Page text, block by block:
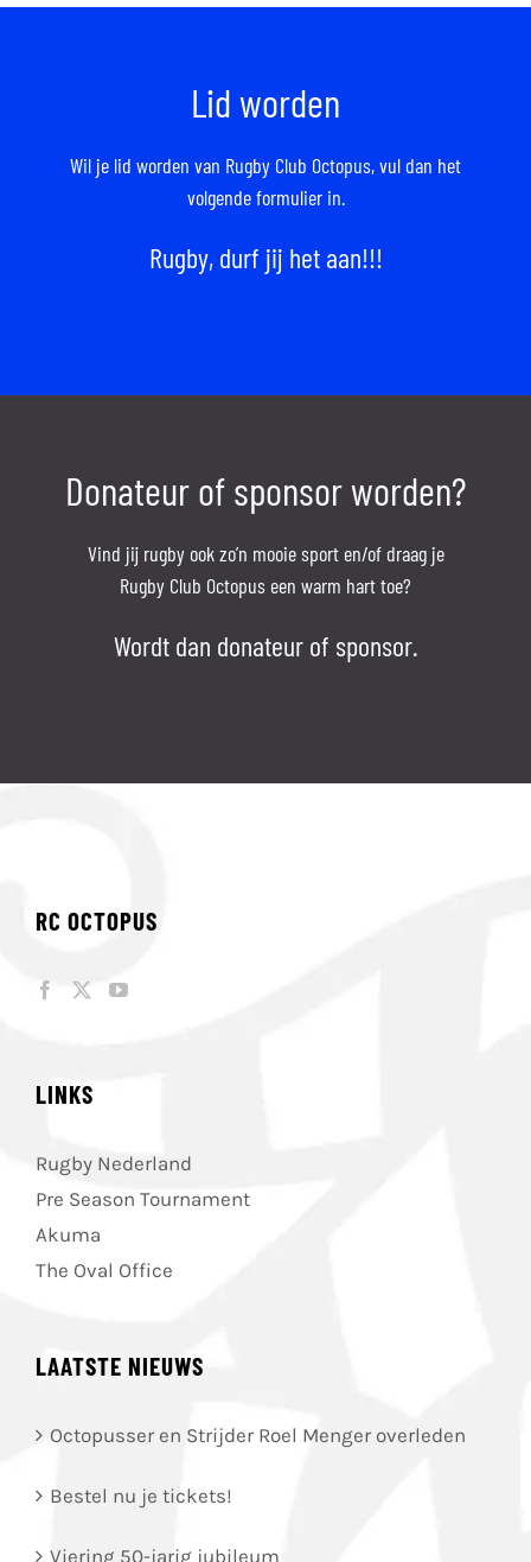
Lid worden
Wil je lid worden van Rugby Club Octopus,vul dan het
volgende formulier in.
Rugby, durf jij het aan!!!
Donateur of sponsor worden?
Vind jij rugby ook zo’n mooie sport en/of draag je
Rugby Club Octopus een warm hart toe?
Wordt dan donateur of sponsor.
RC OCTOPUS
LINKS
Rugby Nederland
Pre Season Tournament
Akuma
The Oval Office
LAATSTE NIEUWS
Octopusser en Strijder Roel Menger overleden
Bestel nu je tickets!
Viering 50-jarig jubileum